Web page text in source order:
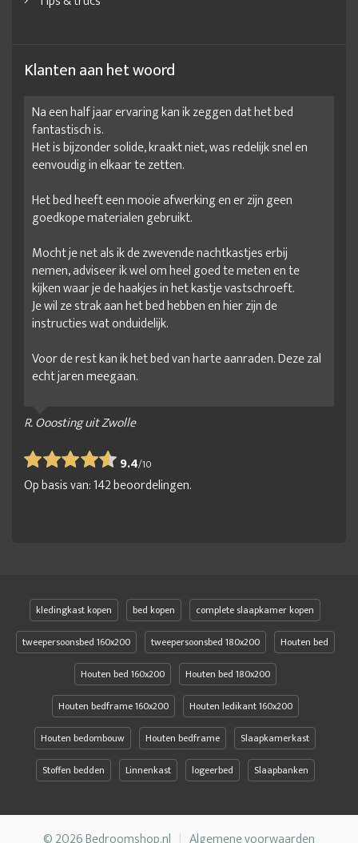
Klanten aan het woord
Na een half jaar ervaring kan ik zeggen dat het bed
fantastisch is.
Het is bijzonder solide, kraakt niet, was redelijk snel en
eenvoudig in elkaar te zetten.
Het bed heeft een mooie afwerking en er zijn geen
goedkope materialen gebruikt.
Mocht je net als ik de zwevende nachtkastjes erbij
nemen, adviseer ik wel om heel goed te meten en te
kijken waar je de haakjes in het kastje vastschroeft.
Je wil ze strak aan het bed hebben en hier zijn de
instructies wat onduidelijk.
Voor de rest kan ik het bed van harte aanraden. Deze zal
echt jaren meegaan.
R. Ooosting uit Zwolle
9.4/10
Op basis van:142beoordelingen.
kledingkast kopen bed kopen
complete slaapkamer kopen
tweepersoonsbed 160x200
tweepersoonsbed 180x200
Houten bed
Houten bed 160x200
Houten bed 180x200
Houten bedframe 160x200
Houten ledikant 160x200
Houten bedombouw
Houten bedframe
Slaapkamerkast
Stoffen bedden
Linnenkast logeerbed Slaapbanken